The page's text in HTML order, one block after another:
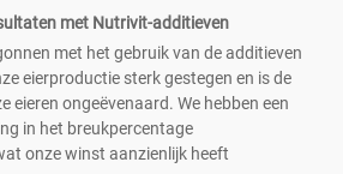
met Nutrivit-additieven
met het gebruik van de additieven
eierproductie sterk gestegen en is de
eieren ongeëvenaard. We hebben een
in het breukpercentage
onze winst aanzienlijk heeft